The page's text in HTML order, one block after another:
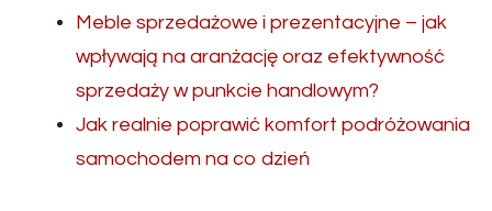
Meble sprzedażowe i prezentacyjne – jak
wpływają na aranżację oraz efektywność
sprzedaży w punkcie handlowym?
Jak realnie poprawić komfort podróżowania
samochodem na co dzień